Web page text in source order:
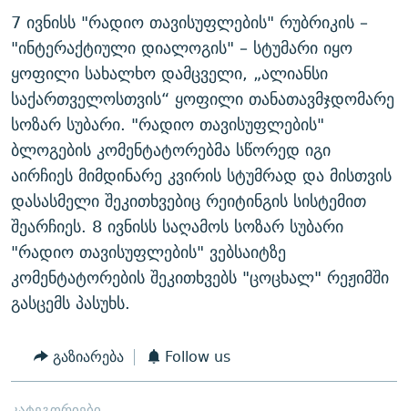
ПРИВЕТ ᲙᲣᲚᲢᲣᲠᲐ
7 ივნისს "რადიო თავისუფლების" რუბრიკის –
"ინტერაქტიული დიალოგის" – სტუმარი იყო
ყოფილი სახალხო დამცველი, „ალიანსი
საქართველოსთვის“ ყოფილი თანათავმჯდომარე
სოზარ სუბარი. "რადიო თავისუფლების"
ბლოგების კომენტატორებმა სწორედ იგი
აირჩიეს მიმდინარე კვირის სტუმრად და მისთვის
დასასმელი შეკითხვებიც რეიტინგის სისტემით
შეარჩიეს. 8 ივნისს საღამოს სოზარ სუბარი
"რადიო თავისუფლების" ვებსაიტზე
კომენტატორების შეკითხვებს "ცოცხალ" რეჟიმში
გასცემს პასუხს.
გაზიარება Follow us